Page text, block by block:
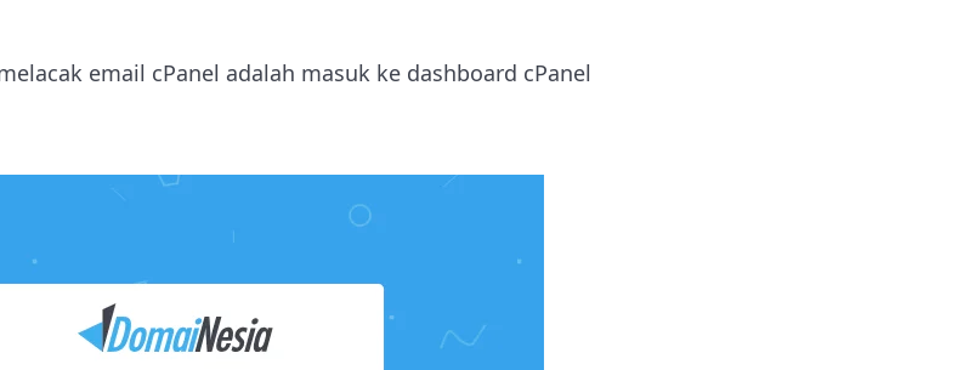
email cPanel adalah masuk ke dashboard cPanel